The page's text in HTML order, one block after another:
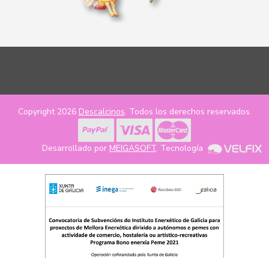
Copyright 2026 Descalcinos. Todos los derechos reservados.
Desarrollado por MEIGASOFT. Tecnología